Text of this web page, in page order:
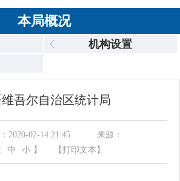
本局概况
机构设置
吾尔自治区统计局
2020-02-14 21:45
来源：
中 小 】 【打印文本】